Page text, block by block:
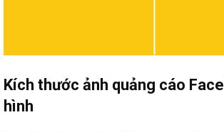
Kích thước ảnh quảng cáo
hình